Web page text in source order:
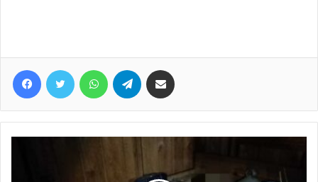
Facebook Twitter WhatsApp Telegram